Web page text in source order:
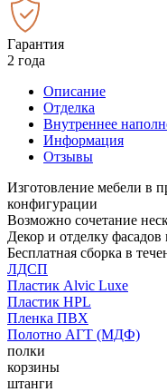
Гарантия
2 года
Описание
Отделка
Внутреннее
Информация
Отзывы
Изготовление мебели в
конфигурации
Возможно сочетание
Декор и отделку
Бесплатная сборка в
ЛДСП
Пластик Alvic Luxe
Пластик HPL
Пленка ПВХ
Полотно АГТ (МДФ)
полки
корзины
штанги